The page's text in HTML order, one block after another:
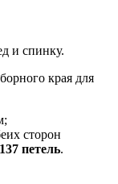
и спинку.
края для
сторон
петель.